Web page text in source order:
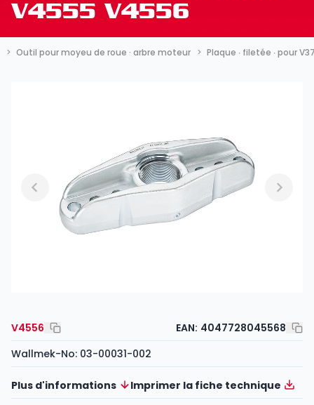
V4555 V4556
Outil pour moyeu de roue · arbre moteur Plaque ∙ filetée ∙ pour
V4556 EAN: 4047728045568
Wallmek-No: 03-00031-002
Plus d'informations Imprimer la fiche technique